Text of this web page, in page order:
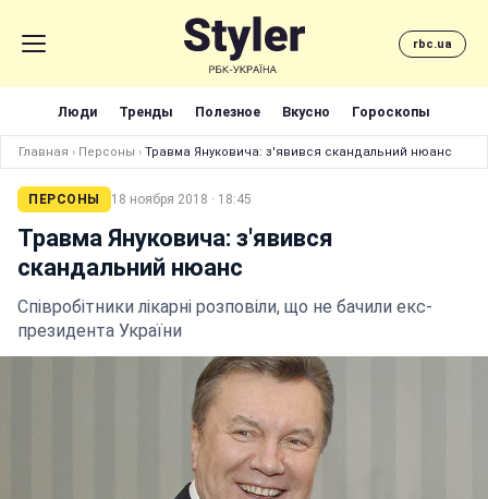
rbc.ua
Люди Тренды Полезное Вкусно Гороскопы
Главная › Персоны › Травма Януковича: з'явився скандальний нюанс
ПЕРСОНЫ 18 ноября 2018 · 18:45
Травма Януковича: з'явився
скандальний нюанс
Співробітники лікарні розповіли, що не бачили екс-
президента України